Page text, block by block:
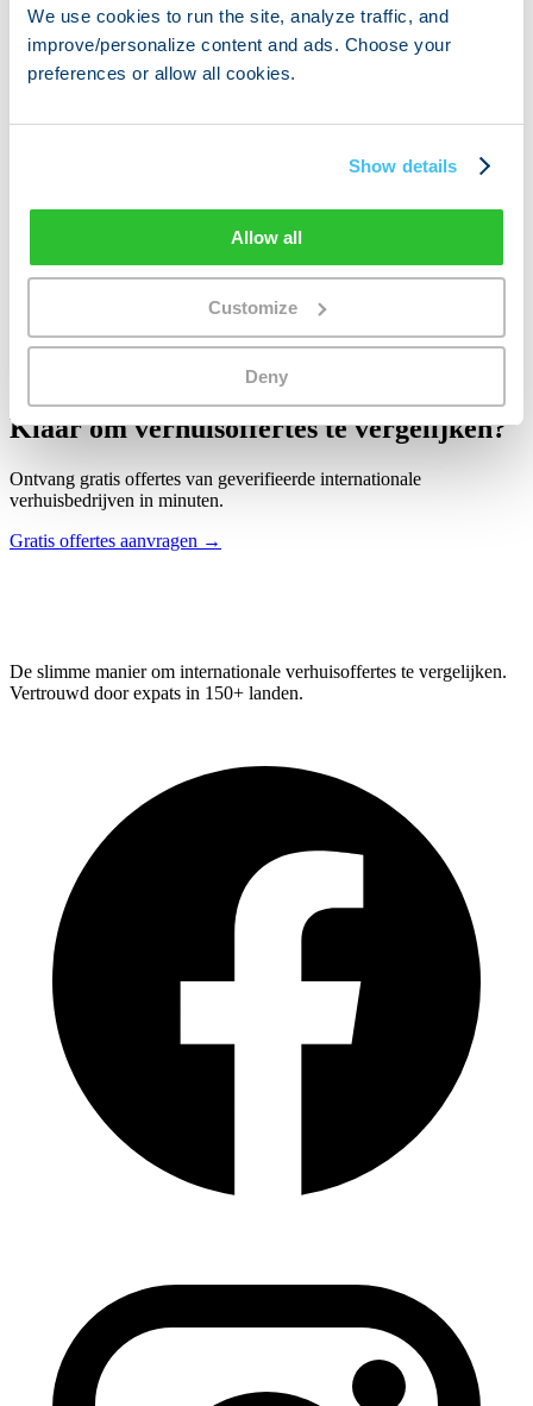
We use cookies to run the site, analyze traffic, and
improve/personalize content and ads. Choose your
preferences or allow all cookies.
Show details
Allow all
Customize
Deny
Verhuisgidsen verkennen
Lees bestemmings-, douane- en checklistgids voordat u een
Open dit pad →
vergelijken.
Gratis offertes aanvragen
Start de vergelijkingsflow wanneer u klaar bent om offertes aan te
vragen.
Klaar om verhuisoffertes te vergelijken?
Ontvang gratis offertes van geverifieerde internationale
verhuisbedrijven in minuten.
Gratis offertes aanvragen →
De slimme manier om internationale verhuisoffertes te vergelijken.
Vertrouwd door expats in 150+ landen.